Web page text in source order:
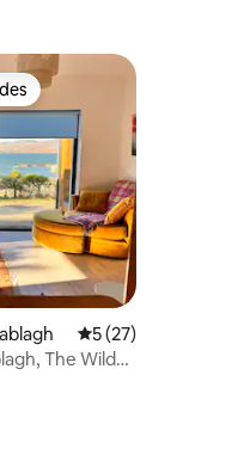
preferido
Calificación
5 (27)
The Wild